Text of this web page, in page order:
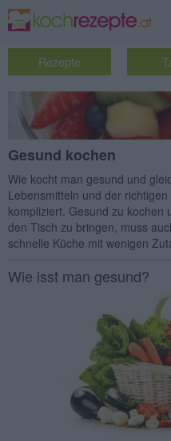
Rezepte
Gesund kochen
Wie kocht man gesund und
Lebensmitteln und der
kompliziert. Gesund zu kochen
den Tisch zu bringen, muss
schnelle Küche mit wenigen
Wie isst man gesund?